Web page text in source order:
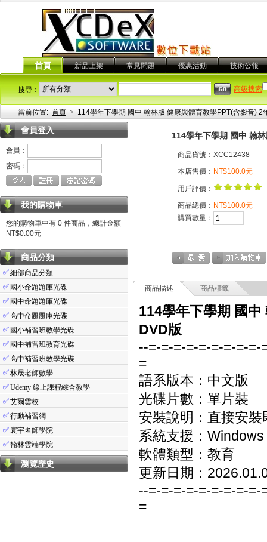
首頁 新品上架 常見問題 優惠活動 技術公報
搜尋： 高級搜索
當前位置: 首頁 > 114學年下學期 國中 翰林版 健康與體育教學PPT(含影音) 2
會員登入
會員：
密碼：
我的購物車
您的購物車中有 0 件商品，總計金額
NT$0.00元
商品分類
✅細部商品分類
✅ 國小命題題庫光碟
✅ 國中命題題庫光碟
✅高中命題題庫光碟
✅ 國小補習班教學光碟
✅ 國中補習班教育光碟
✅高中補習班教學光碟
✅林晟老師數學
✅Udemy 線上課程綜合教學
✅艾爾雲校
✅行動補習網
✅寰宇名師學院
✅翰林雲端學院
瀏覽歷史
114學年下學期 國中 翰
商品貨號：XCC12438
本店售價： NT$100.0元
用戶評價：
商品總價： NT$100.0元
購買數量：
商品描述 商品標籤
114學年下學期 國
DVD版
--=-=-=-=-=-=-=-=-=-
=
語系版本：中文版
光碟片數：單片裝
安裝說明：直接安裝
系統支援：
軟體類型：教育
更新日期：
--=-=-=-=-=-=-=-=-=-
=